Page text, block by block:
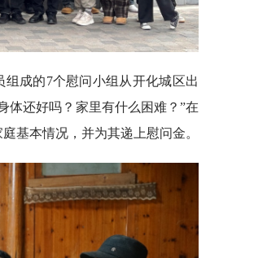
组成的7个慰问小组从开化城区出
体还好吗？家里有什么困难？”在
基本情况，并为其递上慰问金。